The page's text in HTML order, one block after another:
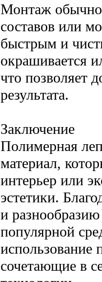
Монтаж обычно
составов или
быстрым и
окрашивается
что позволяет
результата.
Заключение
Полимерная
материал,
интерьер или
эстетики.
и
популярной
использование
сочетающие в